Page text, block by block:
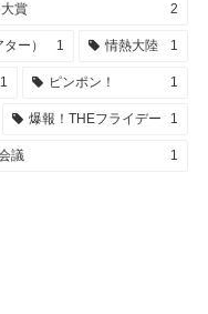
賞 2
ー） 1 情熱大陸 1
1 ピンポン！ 1
爆報！THEフライデー 1
議 1